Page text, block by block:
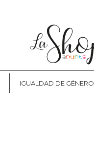
IGUALDAD DE GÉNERO